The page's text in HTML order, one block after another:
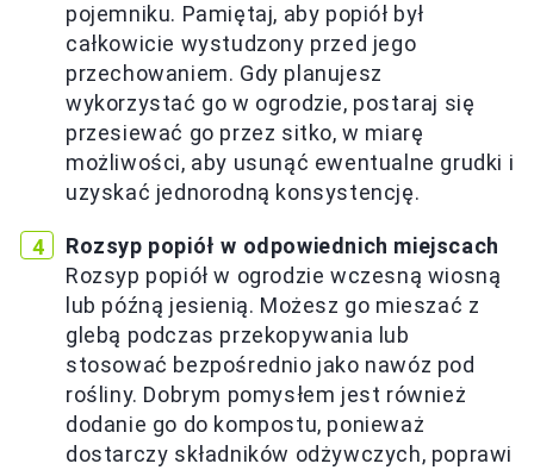
pojemniku. Pamiętaj, aby popiół był
całkowicie wystudzony przed jego
przechowaniem. Gdy planujesz
wykorzystać go w ogrodzie, postaraj się
przesiewać go przez sitko, w miarę
możliwości, aby usunąć ewentualne grudki i
uzyskać jednorodną konsystencję.
Rozsyp popiół w odpowiednich miejscach
Rozsyp popiół w ogrodzie wczesną wiosną
lub późną jesienią. Możesz go mieszać z
glebą podczas przekopywania lub
stosować bezpośrednio jako nawóz pod
rośliny. Dobrym pomysłem jest również
dodanie go do kompostu, ponieważ
dostarczy składników odżywczych, poprawi